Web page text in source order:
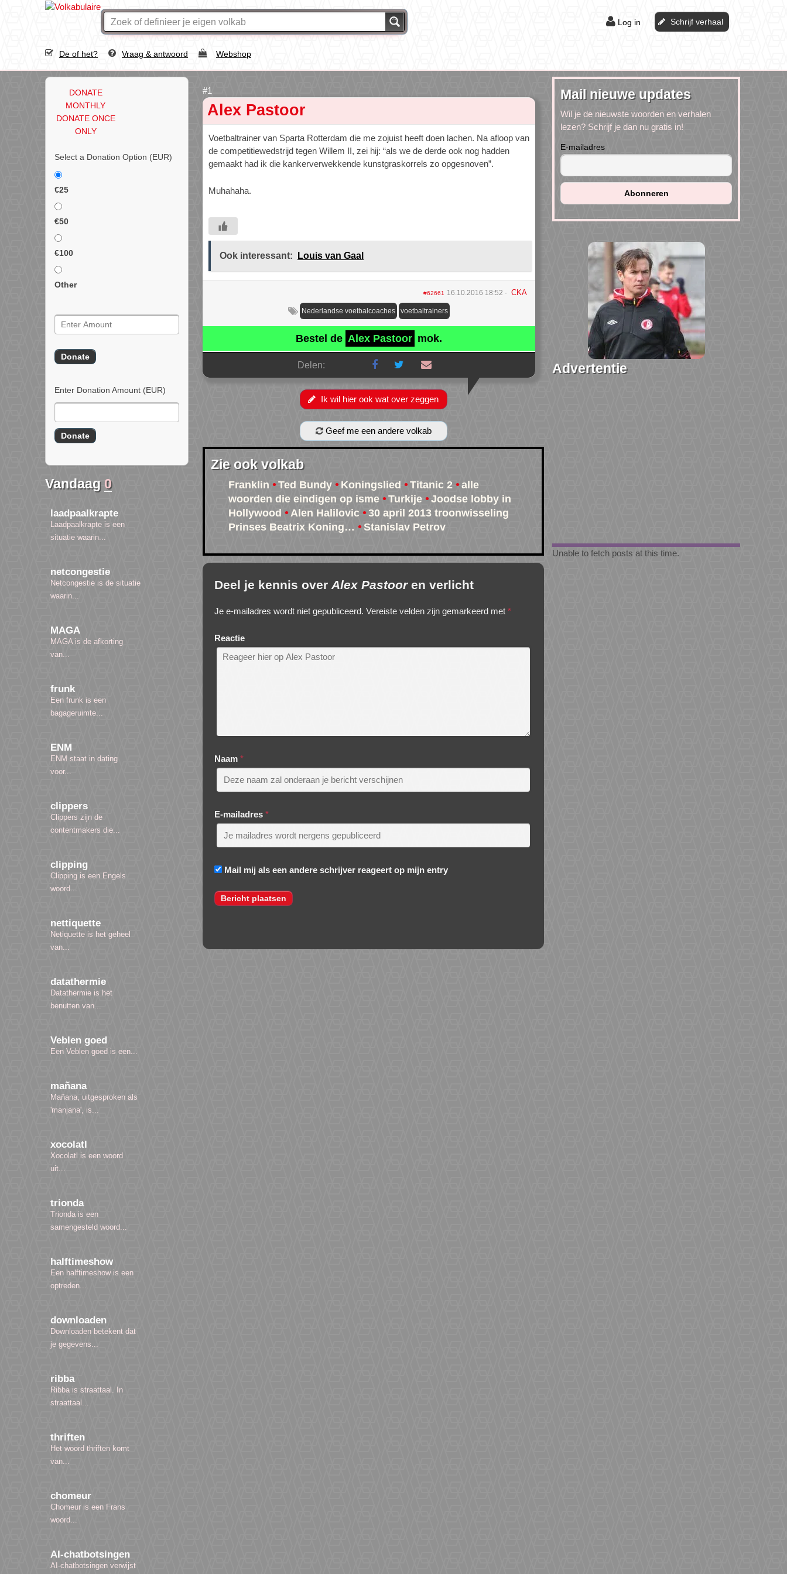
Log in Schrijf verhaal
De of het? Vraag & antwoord Webshop
DONATE
MONTHLY
DONATE ONCE
ONLY
Select a Donation Option (EUR)
€25
€50
€100
Other
Enter Donation Amount (EUR)
Vandaag 0
laadpaalkrapte
Laadpaalkrapte is een
situatie waarin...
netcongestie
Netcongestie is de situatie
waarin...
MAGA
MAGA is de afkorting
van...
frunk
Een frunk is een
bagageruimte...
ENM
ENM staat in dating
voor...
clippers
Clippers zijn de
contentmakers die...
clipping
Clipping is een Engels
woord...
nettiquette
Netiquette is het geheel
van...
datathermie
Datathermie is het
benutten van...
Veblen goed
Een Veblen goed is een...
mañana
Mañana, uitgesproken als
'manjana', is...
xocolatl
Xocolatl is een woord
uit...
trionda
Trionda is een
samengesteld woord...
halftimeshow
Een halftimeshow is een
optreden...
downloaden
Downloaden betekent dat
je gegevens...
ribba
Ribba is straattaal. In
straattaal...
thriften
Het woord thriften komt
van...
chomeur
Chomeur is een Frans
woord...
AI-chatbotsingen
AI-chatbotsingen verwijst
Alex Pastoor
Voetbaltrainer van Sparta Rotterdam die me zojuist heeft doen lachen. Na afloop van
de competitiewedstrijd tegen Willem II, zei hij: “als we de derde ook nog hadden
gemaakt had ik die kankerverwekkende kunstgraskorrels zo opgesnoven”.
Muhahaha.
Ook interessant: Louis van Gaal
#62661 16.10.2016 18:52 CKA
Nederlandse voetbalcoaches voetbaltrainers
Bestel de Alex Pastoor mok.
Delen:
Ik wil hier ook wat over zeggen
Geef me een andere volkab
Zie ook volkab
Franklin Ted Bundy Koningslied Titanic 2
alle
woorden die eindigen op isme
Turkije
Joodse lobby in
Hollywood
Alen Halilovic
30 april 2013 troonwisseling
Prinses Beatrix Koning…
Stanislav Petrov
Deel je kennis over Alex Pastooren verlicht
Je e-mailadres wordt niet gepubliceerd. Vereiste velden zijn gemarkeerd met *
Reactie
Naam *
E-mailadres *
Mail mij als een andere schrijver reageert op mijn entry
Mail nieuwe updates
Wil je de nieuwste woorden en verhalen
lezen? Schrijf je dan nu gratis in!
E-mailadres
Advertentie
Unable to fetch posts at this time.